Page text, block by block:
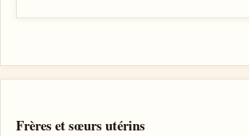
Frères et sœurs utérins